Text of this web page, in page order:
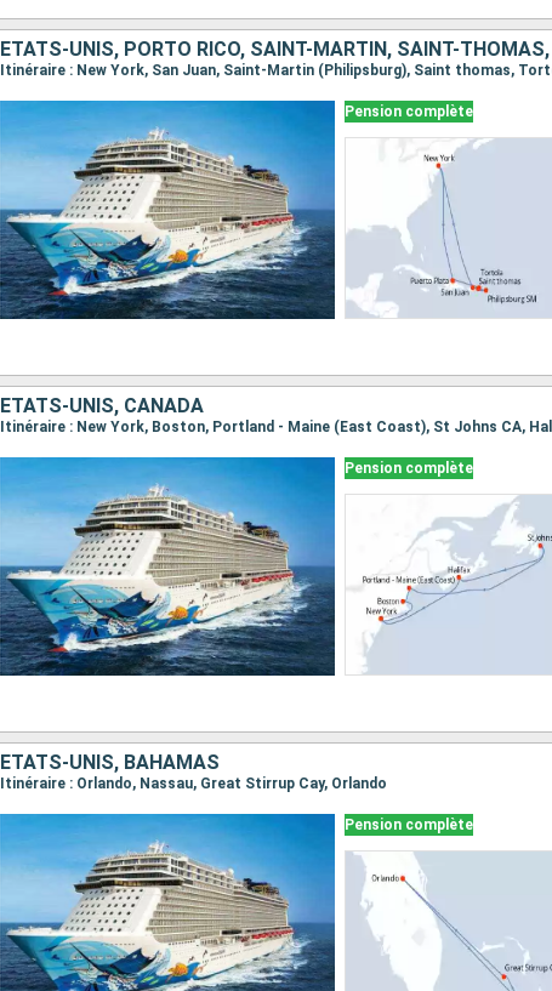
Itinéraire : New York, San Juan, Saint-Martin (Philipsburg), Saint thomas,
Pension complète
ÉTATS-UNIS, CANADA
Itinéraire : New York, Boston, Portland - Maine (East Coast), St Johns CA,
Pension complète
ÉTATS-UNIS, BAHAMAS
Itinéraire : Orlando, Nassau, Great Stirrup Cay, Orlando
Pension complète